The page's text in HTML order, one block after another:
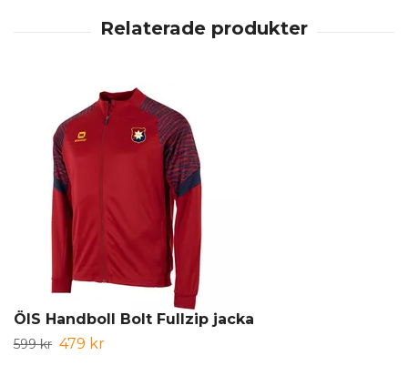
ÖIS Handboll Bolt Fullzip jacka
599 kr 479 kr